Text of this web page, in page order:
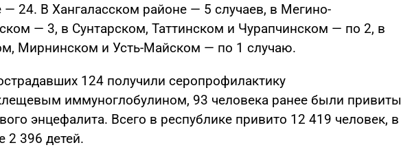
— 24. В Хангаласском районе — 5 случаев, в Мегино-
— 3, в Сунтарском, Таттинском и Чурапчинском — по 2, в
Мирнинском и Усть-Майском — по 1 случаю.
124 получили серопрофилактику
иммуноглобулином, 93 человека ранее были привиты
энцефалита. Всего в республике привито 12 419 человек, в
2 396 детей.